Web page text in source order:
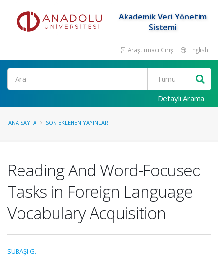
Akademik Veri Yönetim
Sistemi
Araştırmacı Girişi English
Ara
Detaylı Arama
ANA SAYFA SON EKLENEN YAYINLAR
Reading And Word-Focused
Tasks in Foreign Language
Vocabulary Acquisition
SUBAŞI G.